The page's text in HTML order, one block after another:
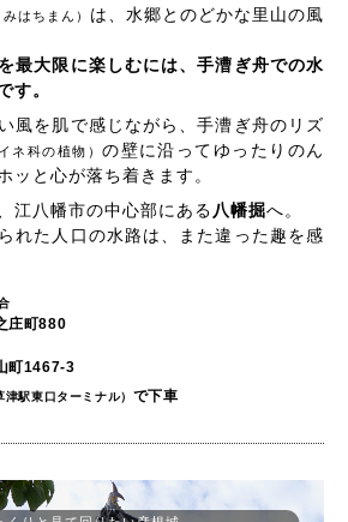
みはちまん） は、水郷とのどかな里山の風
最大限に楽しむには、手漕ぎ舟での水
す。
風を肌で感じながら、手漕ぎ舟のリズ
イネ科の植物）の壁に沿ってゆったりのん
ッと心が落ち着きます。
江八幡市の中心部にある八幡掘へ。
れた人口の水路は、また違った趣を感
庄町880
町1467-3
津駅東口ターミナル） で下車